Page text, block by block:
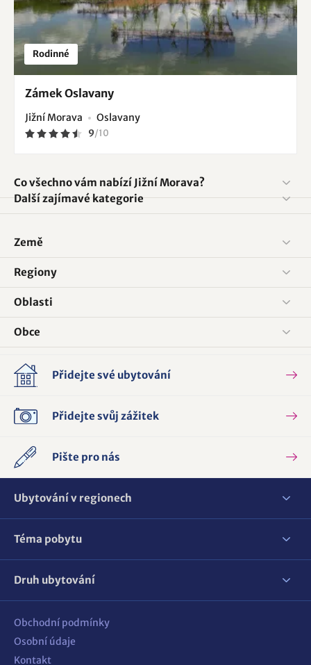
Rodinné
Zámek Oslavany
Jižní Morava Oslavany
9/10
Co všechno vám nabízí Jižní Morava?
Další zajímavé kategorie
Země
Regiony
Oblasti
Obce
Přidejte své ubytování
Přidejte svůj zážitek
Pište pro nás
Ubytování v regionech
Téma pobytu
Druh ubytování
Obchodní podmínky
Osobní údaje
Kontakt